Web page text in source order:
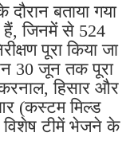
बताया गया
हैं, जिनमें से 524
पूरा किया जा
30 जून तक पूरा
हिसार और
(कस्टम मिल्ड
विशेष टीमें भेजने के